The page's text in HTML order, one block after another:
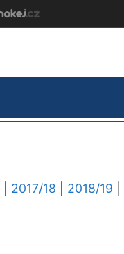
2017/18 2018/19